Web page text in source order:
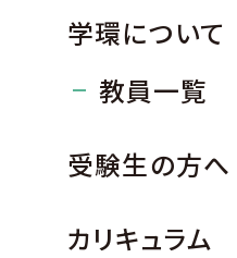
学環について
教員一覧
受験生の方へ
カリキュラム